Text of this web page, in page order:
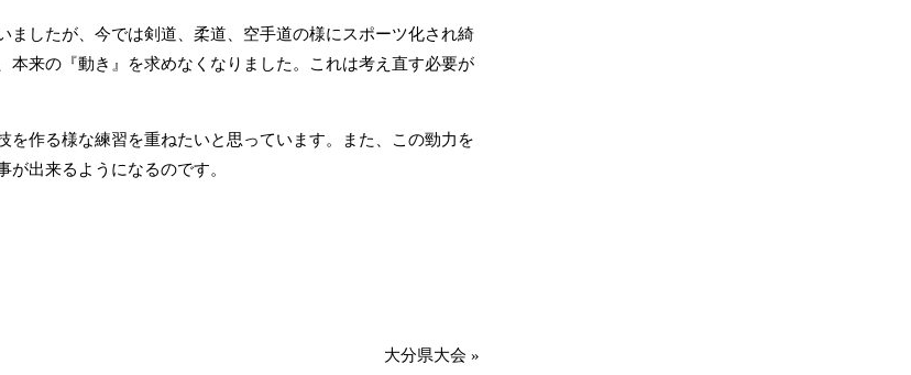
したが、今では剣道、柔道、空手道の様にスポーツ化され綺
来の『動き』を求めなくなりました。これは考え直す必要が
作る様な練習を重ねたいと思っています。また、この勁力を
出来るようになるのです。
大分県大会 »